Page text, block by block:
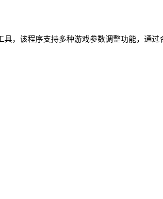
，该程序支持多种游戏参数调整功能，通